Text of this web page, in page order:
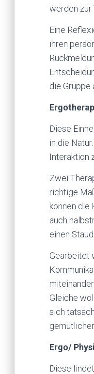
werden zur
Eine
ihren
die Gruppe
Diese
in die
Interaktion
Zwei
richtige
können die
auch
einen
Gearbeitet
Gleiche
sich
Ergo/
Diese